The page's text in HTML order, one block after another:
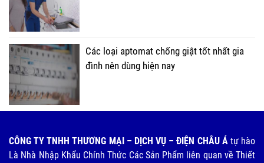
Các loại aptomat chống giật tốt nhất gia
đình nên dùng hiện nay
CÔNG TY TNHH THƯƠNG MẠI – DỊCH VỤ – ĐIỆN CHÂU Átự hào
Là Nhà Nhập Khẩu Chính Thức Các Sản Phẩm liên quan về Thiết